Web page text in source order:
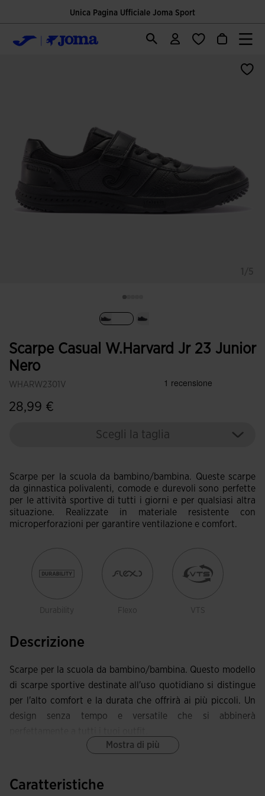
Unica Pagina Ufficiale Joma Sport
Scarpe Casual W.Harvard Jr 23 Junior
Nero
WHARW2301V
28,99 €
Scegli la taglia
Scarpe per la scuola da bambino/bambina. Queste scarpe
da ginnastica polivalenti, comode e durevoli sono perfette
per le attività sportive di tutti i giorni e per qualsiasi altra
situazione. Realizzate in materiale resistente con
microperforazioni per garantire ventilazione e comfort.
Durability Flexo VTS
Descrizione
Scarpe per la scuola da bambino/bambina. Questo modello
di scarpe sportive destinate all'uso quotidiano si distingue
per l'alto comfort e la durata che offrirà ai più piccoli. Un
design senza tempo e versatile che si abbinerà
umido ed è fatta. Sono state applicate perforazioni a favore
Mostra di più
Caratteristiche